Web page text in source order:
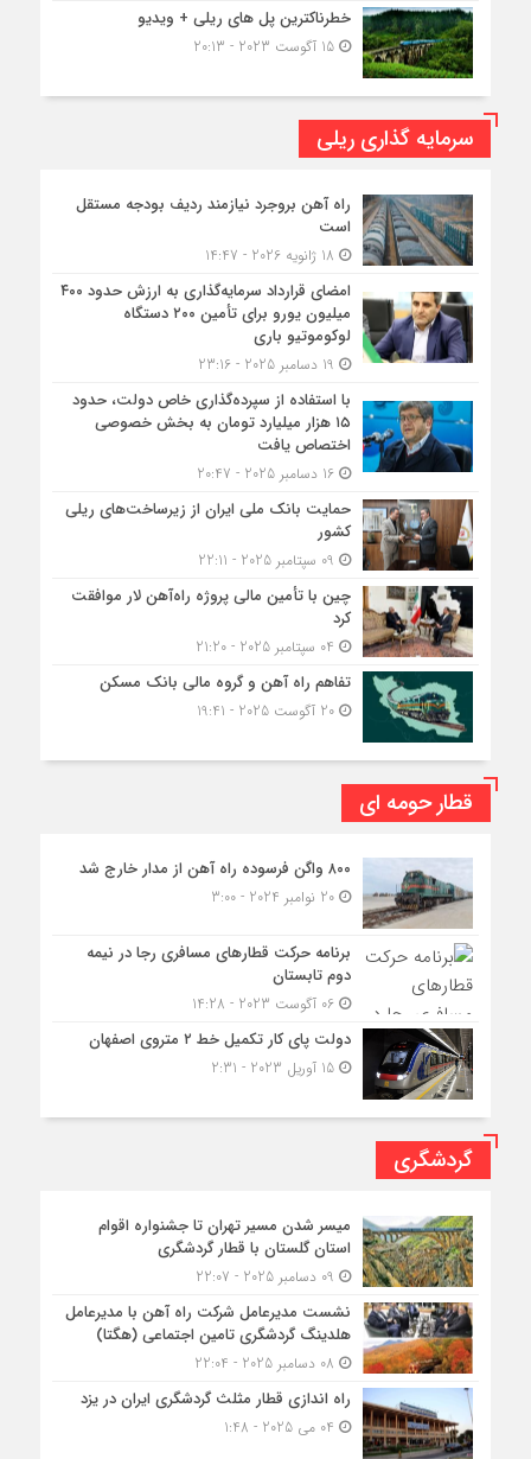
خطرناکترین پل های ریلی + ویدیو
15 آگوست 2023 - 20:13
سرمایه گذاری ریلی
راه آهن بروجرد نیازمند ردیف بودجه مستقل
است
امضای قرارداد سرمایه‌گذاری به ارزش حدود ۴۰۰
میلیون یورو برای تأمین ۲۰۰ دستگاه
لوکوموتیو باری
با استفاده از سپرده‌گذاری خاص دولت، حدود
۱۵ هزار میلیارد تومان به بخش خصوصی
اختصاص یافت
16 دسامبر 2025 - 20:47
حمایت بانک ملی ایران از زیرساخت‌های ریلی
کشور
چین با تأمین مالی پروژه راه‌آهن لار موافقت
کرد
تفاهم راه آهن و گروه مالی بانک مسکن
20 آگوست 2025 - 19:41
قطار حومه ای
۸۰۰ واگن فرسوده راه آهن از مدار خارج شد
20 نوامبر 2024 - 3:00
برنامه حرکت قطارهای مسافری رجا در نیمه
دوم تابستان
06 آگوست 2023 - 14:28
دولت پای کار تکمیل خط ۲ متروی اصفهان
15 آوریل 2023 - 2:31
گردشگری
میسر شدن مسیر تهران تا جشنواره اقوام
استان گلستان با قطار گردشگری
نشست مدیرعامل شرکت راه آهن با مدیرعامل
هلدینگ گردشگری تامین اجتماعی (هگتا)
راه اندازی قطار مثلث گردشگری ایران در یزد